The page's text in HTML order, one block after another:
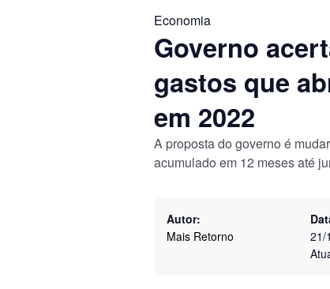
Economia
Governo
gastos que
em 2022
A proposta do governo é
acumulado em 12 meses até
Autor:
Mais Retorno
21/